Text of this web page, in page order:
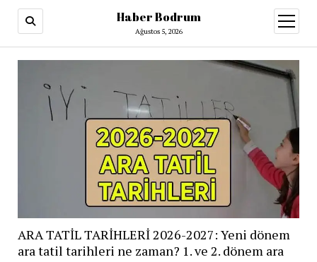
Haber Bodrum
Ağustos 5, 2026
aç
ARA TATİL TARİHLERİ 2026-2027: Yeni dönem
ara tatil tarihleri ne zaman? 1. ve 2. dönem ara